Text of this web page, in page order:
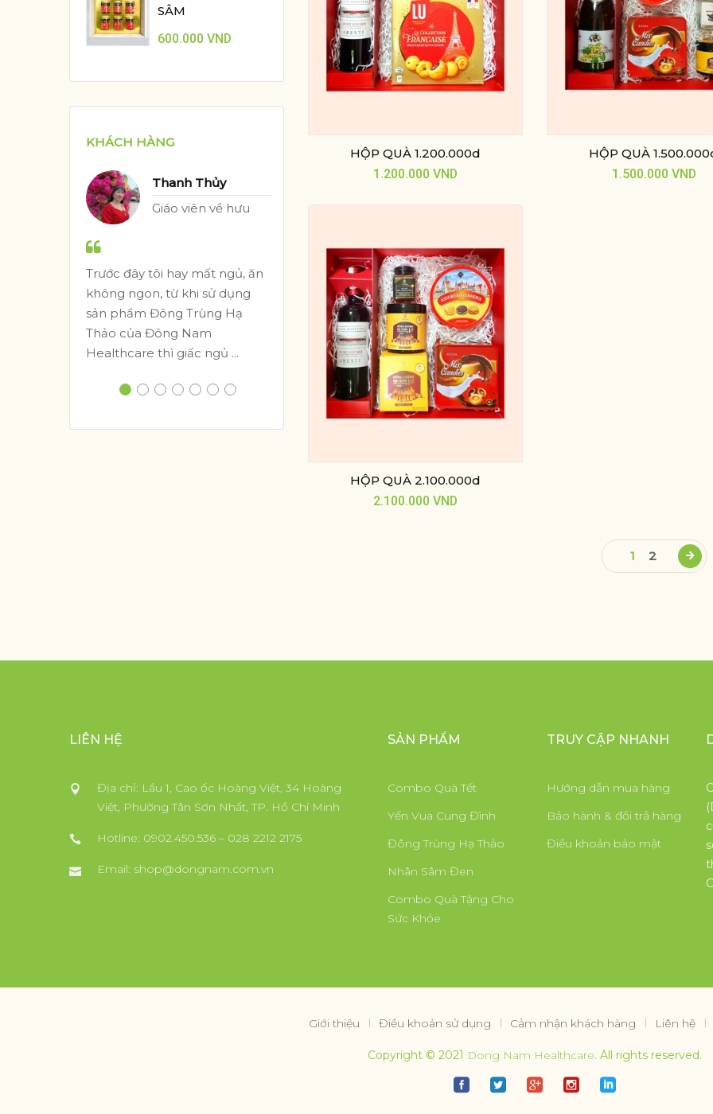
HỘP QUÀ 1.200.000d
1.200.000 VND
HỘP QUÀ
1.500.000 VND
HỘP QUÀ 2.100.000d
2.100.000 VND
1 2
SÂM
600.000 VND
KHÁCH HÀNG
Thanh Thủy
Giáo viên về hưu
Trước đây tôi hay mất ngủ, ăn
không ngon, từ khi sử dụng
sản phẩm Đông Trùng Hạ
Thảo của Đông Nam
Healthcare thì giấc ngủ ...
Nhị Hà
Tôi được Đông Nam
Healthcare tư vấn sử dụng
sản phẩm yến sào để dưỡng
nhan, tăng đề kháng, đỡ cảm
vặt và phục hồi sức ...
Thanh Hiền
LIÊN HỆ
Địa chỉ: Lầu 1, Cao ốc Hoàng Việt, 34 Hoàng
Việt, Phường Tân Sơn Nhất, TP. Hồ Chí Minh
Hotline: 0902.450.536 – 028 2212 2175
Email: shop@dongnam.com.vn
SẢN PHẨM
Combo Quà Tết
Yến Vua Cung Đình
Đông Trùng Hạ Thảo
Nhân Sâm Đen
Combo Quà Tặng Cho
Sức Khỏe
TRUY CẬP NHANH
Hướng dẫn mua hàng
Bảo hành & đổi trả hàng
Điều khoản bảo mật
Giới thiệu Điều khoản sử dụng Cảm nhận khách hàng Liên hệ
Copyright © 2021 Dong Nam Healthcare. All rights reserved.